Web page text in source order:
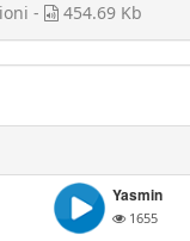
- 454.69 Kb
Yasmin
1655